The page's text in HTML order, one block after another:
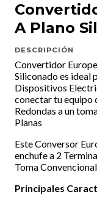
A Plano
DESCRIPCIÓN
Convertidor
Siliconado es ideal
Dispositivos
conectar tu equipo
Redondas a un
Planas
Este Conversor
enchufe a 2
Toma
Principales